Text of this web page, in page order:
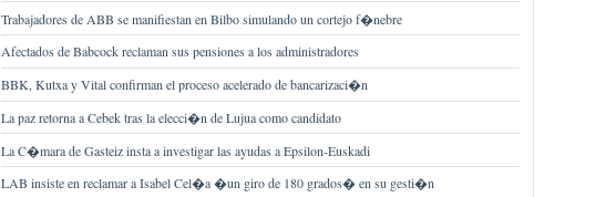
Trabajadores de ABB se manifiestan en Bilbo simulando un cortejo f�nebre
Afectados de Babcock reclaman sus pensiones a los administradores
BBK, Kutxa y Vital confirman el proceso acelerado de bancarizaci�n
La paz retorna a Cebek tras la elecci�n de Lujua como candidato
La C�mara de Gasteiz insta a investigar las ayudas a Epsilon-Euskadi
LAB insiste en reclamar a Isabel Cel�a �un giro de 180 grados� en su gesti�n